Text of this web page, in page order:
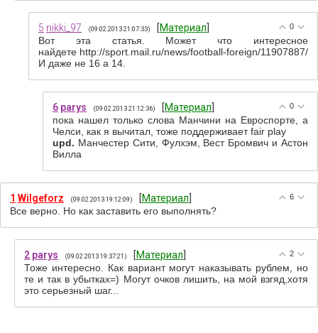
0
5 nikki_97 (09.02.2013 21:07:33) [Материал
Вот эта статья. Может что интересное
найдете http://sport.mail.ru/news/football-foreign/11907887/
И даже не 16 а 14.
0
6 parys (09.02.2013 21:12:36) [Материал
пока нашел только слова Манчини на Евроспорте, а
Челси, как я вычитал, тоже поддерживает fair play
upd. Манчестер Сити, Фулхэм, Вест Бромвич и Астон
Вилла
6
1 Wilgeforz (09.02.2013 19:12:09) [Материал
Все верно. Но как заставить его выполнять?
2
2 parys (09.02.2013 19:37:21) [Материал
Тоже интересно. Как вариант могут наказывать рублем, но
те и так в убытках=) Могут очков лишить, на мой взгяд,хотя
это серьезный шаг...